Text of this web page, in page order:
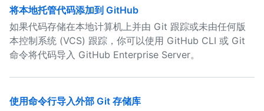
将本地托管代码添加到 GitHub
如果代码存储在本地计算机上并由 Git 跟踪或未由任何版
本控制系统 (VCS) 跟踪，你可以使用 GitHub CLI 或 Git
命令将代码导入 GitHub Enterprise Server。
使用命令行导入外部 Git 存储库